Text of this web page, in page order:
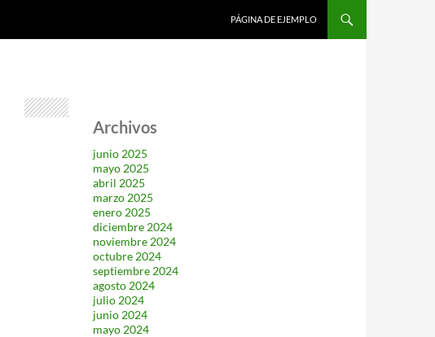
PÁGINA DE EJEMPLO
Archivos
junio 2025
mayo 2025
abril 2025
marzo 2025
enero 2025
diciembre 2024
noviembre 2024
octubre 2024
septiembre 2024
agosto 2024
julio 2024
junio 2024
mayo 2024